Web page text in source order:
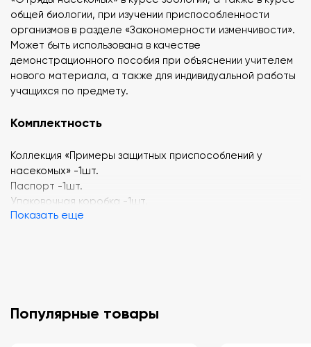
общей биологии, при изучении приспособленности
организмов в разделе «Закономерности изменчивости».
Может быть использована в качестве
демонстрационного пособия при объяснении учителем
нового материала, а также для индивидуальной работы
учащихся по предмету.
Комплектность
Коллекция «Примеры защитных приспособлений у
насекомых» -1шт.
Паспорт -1шт.
Упаковочная коробка -1шт.
эволюционного процесса. Эти приспособления
Показать еще
Популярные товары